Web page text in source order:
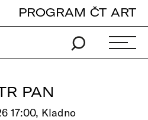
PROGRAM ČT ART
PAN
17:00, Kladno